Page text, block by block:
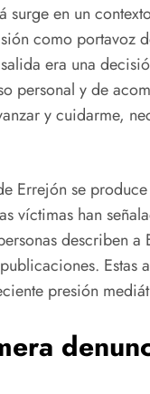
surge en un
como portavoz
era una
personal y de
y cuidarme,
Errejón se
víctimas han
describen
presión